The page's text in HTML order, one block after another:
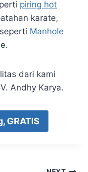
piring hot
karate,
Manhole
dari kami
Andhy Karya.
GRATIS